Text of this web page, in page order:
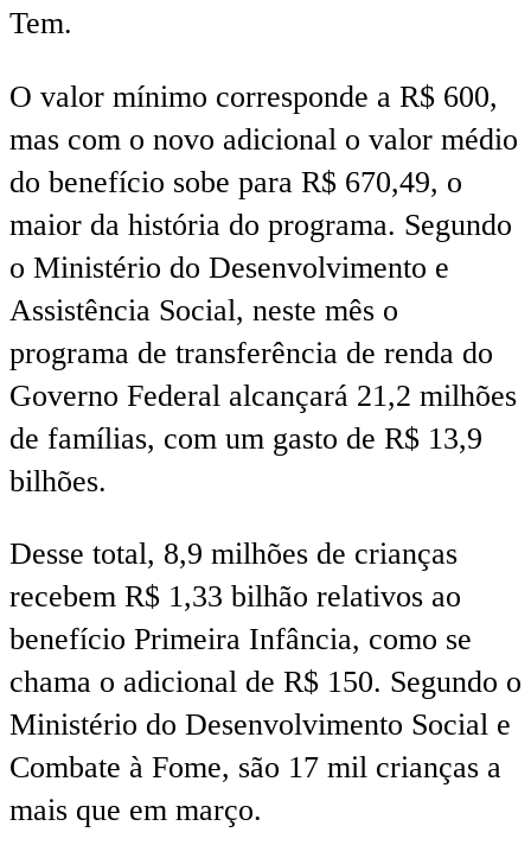
Tem.
O valor mínimo corresponde a R$ 600,
mas com o novo adicional o valor médio
do benefício sobe para R$ 670,49, o
maior da história do programa. Segundo
o Ministério do Desenvolvimento e
Assistência Social, neste mês o
programa de transferência de renda do
Governo Federal alcançará 21,2 milhões
de famílias, com um gasto de R$ 13,9
bilhões.
Desse total, 8,9 milhões de crianças
recebem R$ 1,33 bilhão relativos ao
benefício Primeira Infância, como se
chama o adicional de R$ 150. Segundo o
Ministério do Desenvolvimento Social e
Combate à Fome, são 17 mil crianças a
mais que em março.